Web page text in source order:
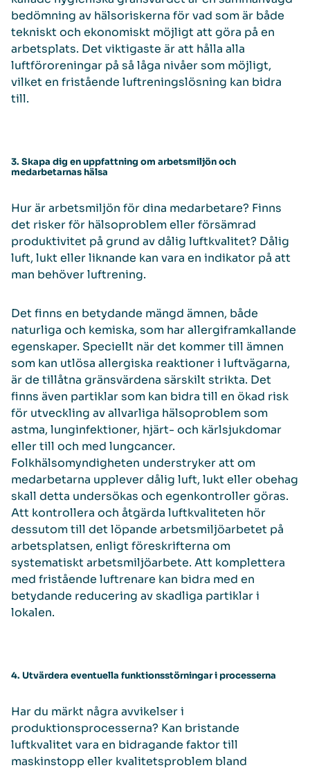
bedömning av hälsoriskerna för vad som är både
tekniskt och ekonomiskt möjligt att göra på en
arbetsplats. Det viktigaste är att hålla alla
luftföroreningar på så låga nivåer som möjligt,
vilket en fristående luftreningslösning kan bidra
till.
3. Skapa dig en uppfattning om arbetsmiljön och
medarbetarnas hälsa
Hur är arbetsmiljön för dina medarbetare? Finns
det risker för hälsoproblem eller försämrad
produktivitet på grund av dålig luftkvalitet? Dålig
luft, lukt eller liknande kan vara en indikator på att
man behöver luftrening.
Det finns en betydande mängd ämnen, både
naturliga och kemiska, som har allergiframkallande
egenskaper. Speciellt när det kommer till ämnen
som kan utlösa allergiska reaktioner i luftvägarna,
är de tillåtna gränsvärdena särskilt strikta. Det
finns även partiklar som kan bidra till en ökad risk
för utveckling av allvarliga hälsoproblem som
astma, lunginfektioner, hjärt- och kärlsjukdomar
eller till och med lungcancer.
Folkhälsomyndigheten understryker att om
medarbetarna upplever dålig luft, lukt eller obehag
skall detta undersökas och egenkontroller göras.
Att kontrollera och åtgärda luftkvaliteten hör
dessutom till det löpande arbetsmiljöarbetet på
arbetsplatsen, enligt föreskrifterna om
systematiskt arbetsmiljöarbete. Att komplettera
med fristående luftrenare kan bidra med en
betydande reducering av skadliga partiklar i
lokalen.
4. Utvärdera eventuella funktionsstörningar i processerna
Har du märkt några avvikelser i
produktionsprocesserna? Kan bristande
luftkvalitet vara en bidragande faktor till
maskinstopp eller kvalitetsproblem bland